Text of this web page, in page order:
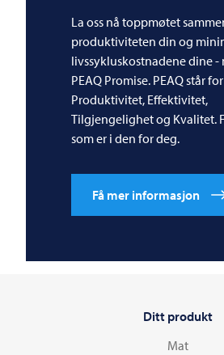
La oss nå toppmøtet
produktiviteten din og
livssykluskostnadene dine -
PEAQ Promise. PEAQ står for
Produktivitet, Effektivitet,
Tilgjengelighet og Kvalitet.
som er i den for deg.
Få mer informasjon
Ditt produkt
Mat